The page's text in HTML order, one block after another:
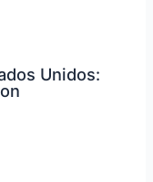
Unidos: